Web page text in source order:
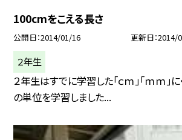
100cmをこえる長さ
公開日 2014/01/16 更新日 2014/
２年生
２年生はすでに学習した「ｃｍ」「ｍｍ」に
の単位を学習しました...